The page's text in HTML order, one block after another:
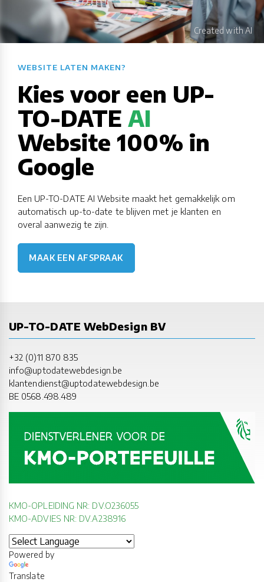
WEBSITE LATEN MAKEN?​​​​​​​​​​​​​​
Kies voor een UP-
TO-DATE AI
Website 100% in
Google
Een UP-TO-DATE AI Website maakt het gemakkelijk om
automatisch up-to-date te blijven met je klanten en
overal aanwezig te zijn.
MAAK EEN AFSPRAAK
UP-TO-DATE WebDesign BV
+32 (0)11 870 835
info@uptodatewebdesign.be
klantendienst@uptodatewebdesign.be
BE 0568.498.489
KMO-OPLEIDING NR: DV.O236055
KMO-ADVIES NR: DV.A238916
Powered by
Translate